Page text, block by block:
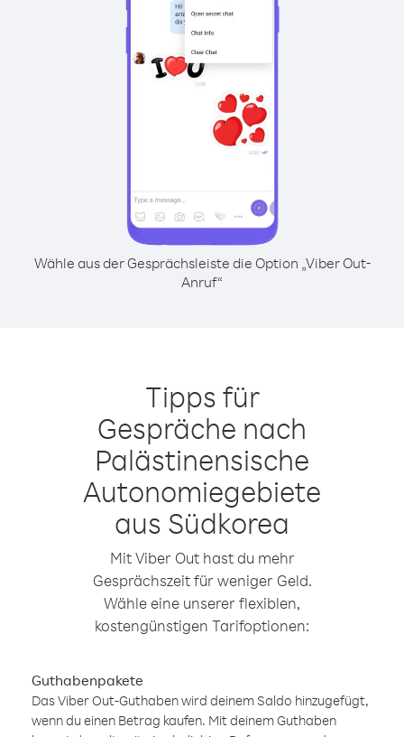
Wähle aus der Gesprächsleiste die Option „Viber Out-
Anruf“
Tipps für
Gespräche nach
Palästinensische
Autonomiegebiete
aus Südkorea
Mit Viber Out hast du mehr
Gesprächszeit für weniger Geld.
Wähle eine unserer flexiblen,
kostengünstigen Tarifoptionen:
Guthabenpakete
Das Viber Out-Guthaben wird deinem Saldo hinzugefügt,
wenn du einen Betrag kaufen. Mit deinem Guthaben